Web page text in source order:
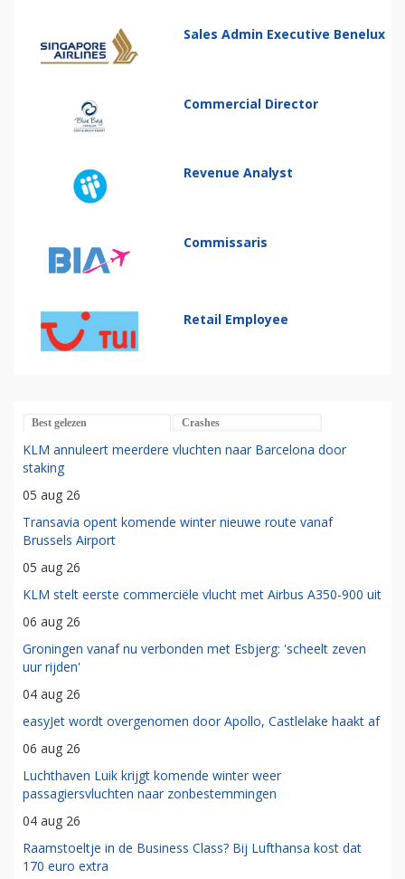
Sales Admin Executive Benelux
Commercial Director
Revenue Analyst
Commissaris
Retail Employee
Best gelezen Crashes
KLM annuleert meerdere vluchten naar Barcelona door
staking
05 aug 26
Transavia opent komende winter nieuwe route vanaf
Brussels Airport
05 aug 26
KLM stelt eerste commerciële vlucht met Airbus A350-900 uit
06 aug 26
Groningen vanaf nu verbonden met Esbjerg: 'scheelt zeven
uur rijden'
04 aug 26
easyJet wordt overgenomen door Apollo, Castlelake haakt af
06 aug 26
Luchthaven Luik krijgt komende winter weer
passagiersvluchten naar zonbestemmingen
04 aug 26
Raamstoeltje in de Business Class? Bij Lufthansa kost dat
170 euro extra